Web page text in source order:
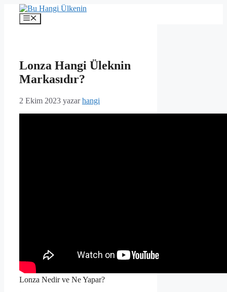
İçeriğe
Menü
Lonza Hangi Üleknin
Markasıdır?
2 Ekim 2023 yazarhangi
Lonza Nedir ve Ne Yapar?